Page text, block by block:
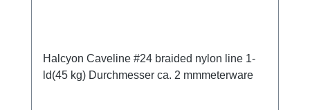
Halcyon Caveline #24 braided nylon line 1-
ld(45 kg) Durchmesser ca. 2 mmmeterware